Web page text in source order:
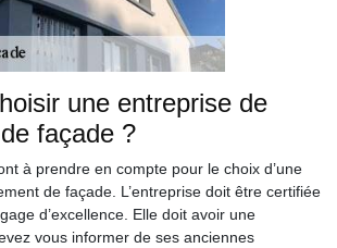
une entreprise de
façade ?
à prendre en compte pour le choix d’une
de façade. L’entreprise doit être certifiée
d’excellence. Elle doit avoir une
vous informer de ses anciennes